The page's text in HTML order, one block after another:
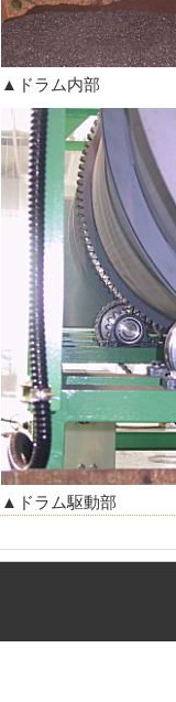
▲ドラム内部
▲ドラム駆動部